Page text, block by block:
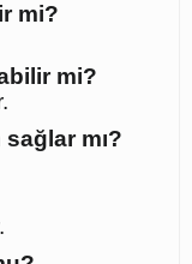
mi?
mi?
mı?